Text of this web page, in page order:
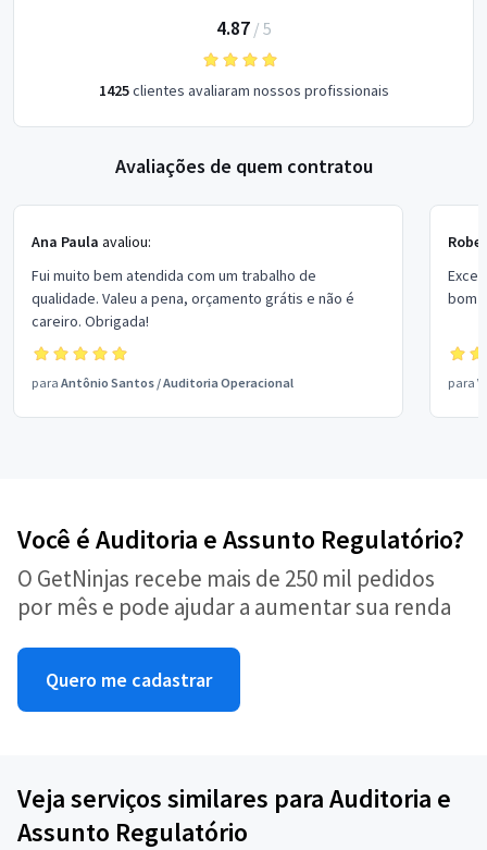
4.87/ 5
1425clientes avaliaram nossos profissionais
Avaliações de quem contratou
Ana Paula avaliou:
Fui muito bem atendida com um trabalho de
qualidade. Valeu a pena, orçamento grátis e não é
careiro. Obrigada!
para Antônio Santos /Auditoria Operacional
bom
para
Você é Auditoria e Assunto Regulatório?
O GetNinjas recebe mais de 250 mil pedidos
por mês e pode ajudar a aumentar sua renda
Quero me cadastrar
Veja serviços similares para Auditoria e
Assunto Regulatório